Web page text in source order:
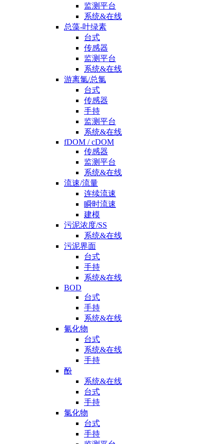
监测平台
系统&在线
总藻-叶绿素
台式
传感器
监测平台
系统&在线
游离氯/总氯
台式
传感器
手持
监测平台
系统&在线
fDOM / cDOM
传感器
监测平台
系统&在线
流速/流量
连续流速
瞬时流速
建模
污泥浓度/SS
系统&在线
污泥界面
台式
手持
系统&在线
BOD
台式
手持
系统&在线
氰化物
台式
系统&在线
手持
酚
系统&在线
台式
手持
氯化物
台式
手持